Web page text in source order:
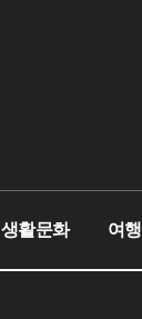
생활문화 여행